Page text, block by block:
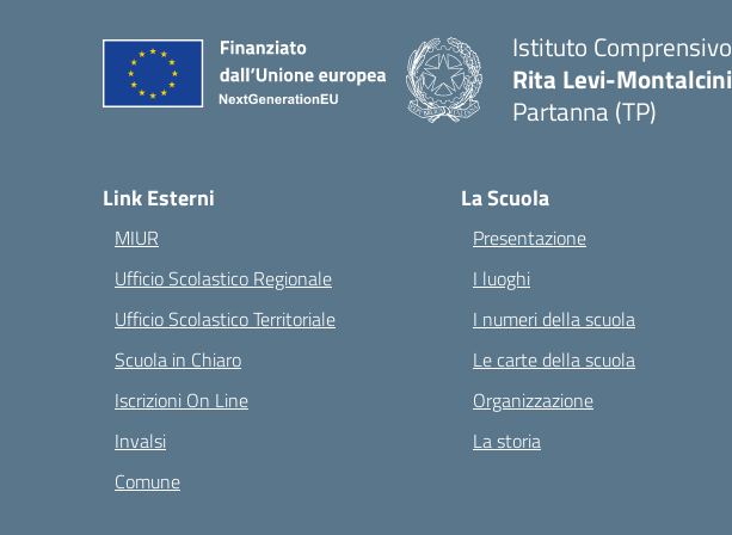
Istituto Comprensivo
Rita Levi-Montalcini
Partanna (TP)
Link Esterni
MIUR
Ufficio Scolastico Regionale
Ufficio Scolastico Territoriale
Scuola in Chiaro
Iscrizioni On Line
Invalsi
Comune
La Scuola
Presentazione
I luoghi
I numeri della scuola
Le carte della scuola
Organizzazione
La storia